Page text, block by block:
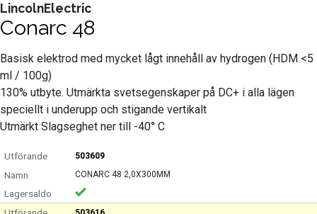
LincolnElectric
Conarc 48
Basisk elektrod med mycket lågt innehåll av hydrogen (HDM <5
ml / 100g)
130% utbyte. Utmärkta svetsegenskaper på DC+ i alla lägen
speciellt i underupp och stigande vertikalt
Utmärkt Slagseghet ner till -40° C
503609
CONARC 48 2,0X300MM